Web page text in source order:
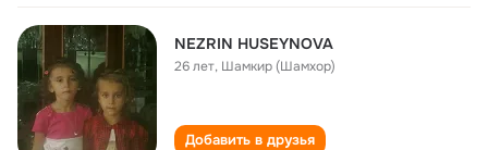
NEZRIN HUSEYNOVA
26 лет, Шамкир (Шамхор)
Добавить в друзья